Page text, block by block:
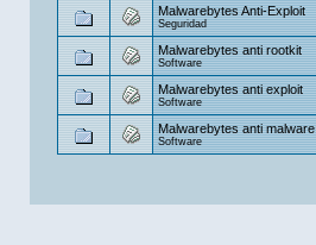
Malwarebytes Anti-Exploit
Seguridad
Malwarebytes anti rootkit
Software
Malwarebytes anti exploit
Software
Malwarebytes anti malware
Software